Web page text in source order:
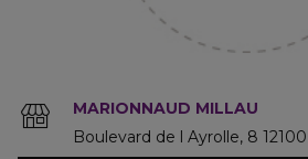
MARIONNAUD MILLAU
Boulevard de l Ayrolle 8 12100